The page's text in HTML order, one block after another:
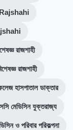
রাজশাহী
রাজশাহী
হাসপাতাল ডাক্তার
মেডিসিন যুক্তরাজ্য
ও পরিবার পরিকল্পনা